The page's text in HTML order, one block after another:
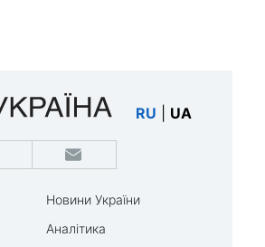
RU UA
Новини України
Аналітика